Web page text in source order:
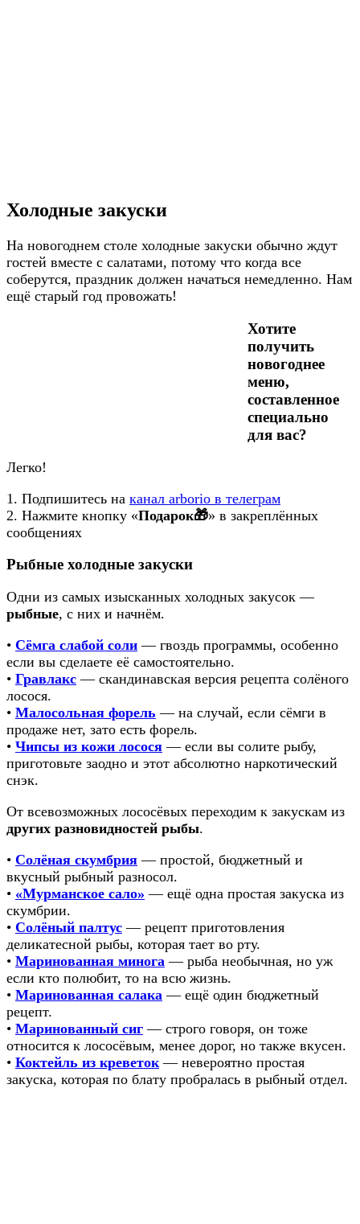
Холодные закуски
На новогоднем столе холодные закуски обычно ждут
гостей вместе с салатами, потому что когда все
соберутся, праздник должен начаться немедленно. Нам
ещё старый год провожать!
Хотите
получить
новогоднее
меню,
составленное
специально
для вас?
Легко!
1. Подпишитесь на канал arborio в телеграм
2. Нажмите кнопку «Подарок🎁» в закреплённых
сообщениях
Рыбные холодные закуски
Одни из самых изысканных холодных закусок —
рыбные, с них и начнём.
• Сёмга слабой соли — гвоздь программы, особенно
если вы сделаете её самостоятельно.
• Гравлакс — скандинавская версия рецепта солёного
лосося.
• Малосольная форель — на случай, если сёмги в
продаже нет, зато есть форель.
• Чипсы из кожи лосося — если вы солите рыбу,
приготовьте заодно и этот абсолютно наркотический
снэк.
От всевозможных лососёвых переходим к закускам из
других разновидностей рыбы.
• Солёная скумбрия — простой, бюджетный и
вкусный рыбный разносол.
• «Мурманское сало» — ещё одна простая закуска из
скумбрии.
• Солёный палтус — рецепт приготовления
деликатесной рыбы, которая тает во рту.
• Маринованная минога — рыба необычная, но уж
если кто полюбит, то на всю жизнь.
• Маринованная салака — ещё один бюджетный
рецепт.
• Маринованный сиг — строго говоря, он тоже
относится к лососёвым, менее дорог, но также вкусен.
• Коктейль из креветок— невероятно простая
закуска, которая по блату пробралась в рыбный отдел.